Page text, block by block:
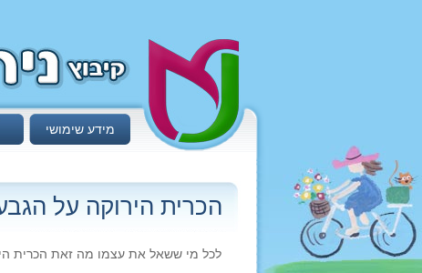
מידע שימושי
הכרית הירוקה על
לכל מי ששאל את עצמו מה זאת הכרית